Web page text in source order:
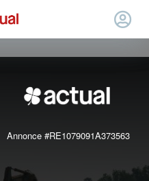
Annonce #RE1079091A373563